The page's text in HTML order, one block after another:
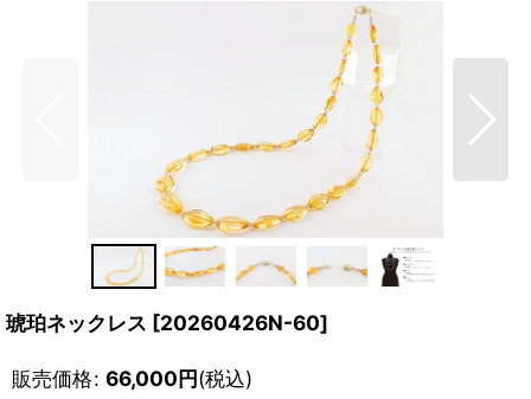
琥珀ネックレス [20260426N-60]
販売価格: 66,000円(税込)